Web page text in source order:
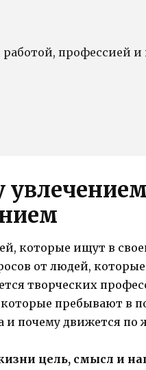
профессией
которые ищут в
от людей, которые
творческих
пребывают в
и почему движется по
цель, смысл и